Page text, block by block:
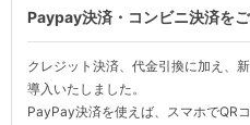
Paypay決済・コンビニ決済をご
クレジット決済、代金引換に加え、
導入いたしました。
PayPay決済を使えば、スマホでQR